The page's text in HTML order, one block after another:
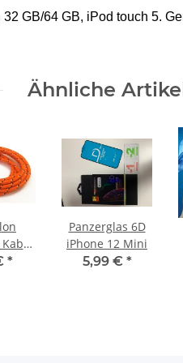
GB/64 GB, iPod touch 5.
Ähnliche
für
*
Panzerglas 6D
iPhone 12 Mini
5,99 € *